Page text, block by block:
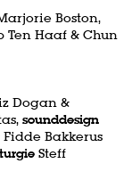
Boston,
Ten Haaf & Chun
Dogan &
sounddesign
Bakkerus
Steff